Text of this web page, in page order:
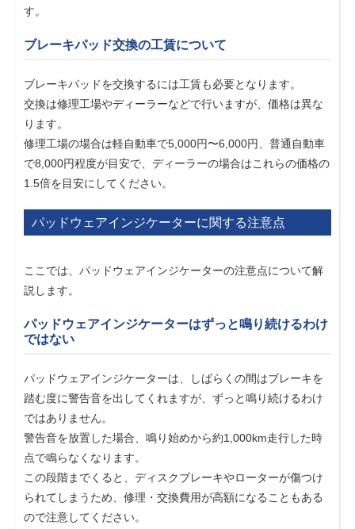
す。
ブレーキパッド交換の工賃について
ブレーキパッドを交換するには工賃も必要となります。
交換は修理工場やディーラーなどで行いますが、価格は異な
ります。
修理工場の場合は軽自動車で5,000円〜6,000円、普通自動車
で8,000円程度が目安で、ディーラーの場合はこれらの価格の
1.5倍を目安にしてください。
パッドウェアインジケーターに関する注意点
ここでは、パッドウェアインジケーターの注意点について解
説します。
パッドウェアインジケーターはずっと鳴り続けるわけ
ではない
パッドウェアインジケーターは、しばらくの間はブレーキを
踏む度に警告音を出してくれますが、ずっと鳴り続けるわけ
ではありません。
警告音を放置した場合、鳴り始めから約1,000km走行した時
点で鳴らなくなります。
この段階までくると、ディスクブレーキやローターが傷つけ
られてしまうため、修理・交換費用が高額になることもある
ので注意してください。